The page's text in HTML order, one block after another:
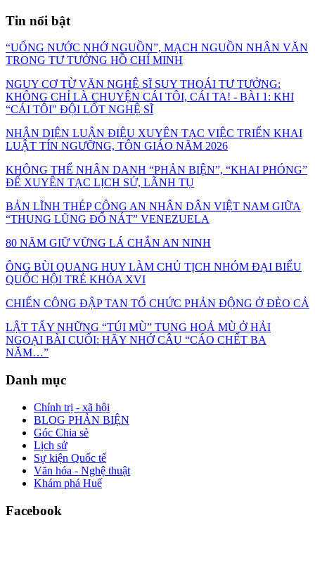
Tin nổi bật
“UỐNG NƯỚC NHỚ NGUỒN”, MẠCH NGUỒN NHÂN VĂN
TRONG TƯ TƯỞNG HỒ CHÍ MINH
NGUY CƠ TỪ VĂN NGHỆ SĨ SUY THOÁI TƯ TƯỞNG:
KHÔNG CHỈ LÀ CHUYỆN CÁI TÔI, CÁI TA! - BÀI 1: KHI
“CÁI TÔI" ĐỘI LỐT NGHỆ SĨ
NHẬN DIỆN LUẬN ĐIỆU XUYÊN TẠC VIỆC TRIỂN KHAI
LUẬT TÍN NGƯỠNG, TÔN GIÁO NĂM 2026
KHÔNG THỂ NHÂN DANH “PHẢN BIỆN”, “KHAI PHÓNG”
ĐỂ XUYÊN TẠC LỊCH SỬ, LÃNH TỤ
BẢN LĨNH THÉP CÔNG AN NHÂN DÂN VIỆT NAM GIỮA
“THUNG LŨNG ĐỔ NÁT” VENEZUELA
80 NĂM GIỮ VỮNG LÁ CHẮN AN NINH
ÔNG BÙI QUANG HUY LÀM CHỦ TỊCH NHÓM ĐẠI BIỂU
QUỐC HỘI TRẺ KHÓA XVI
CHIẾN CÔNG ĐẬP TAN TỔ CHỨC PHẢN ĐỘNG Ở ĐÈO CẢ
LẬT TẨY NHỮNG “TÚI MÙ” TUNG HOẢ MÙ Ở HẢI
NGOẠI BÀI CUỐI: HÃY NHỚ CÂU “CÁO CHẾT BA
NĂM…”
Danh mục
Chính trị - xã hội
BLOG PHẢN BIỆN
Góc Chia sẻ
Lịch sử
Sự kiện Quốc tế
Văn hóa - Nghệ thuật
Khám phá Huế
Facebook